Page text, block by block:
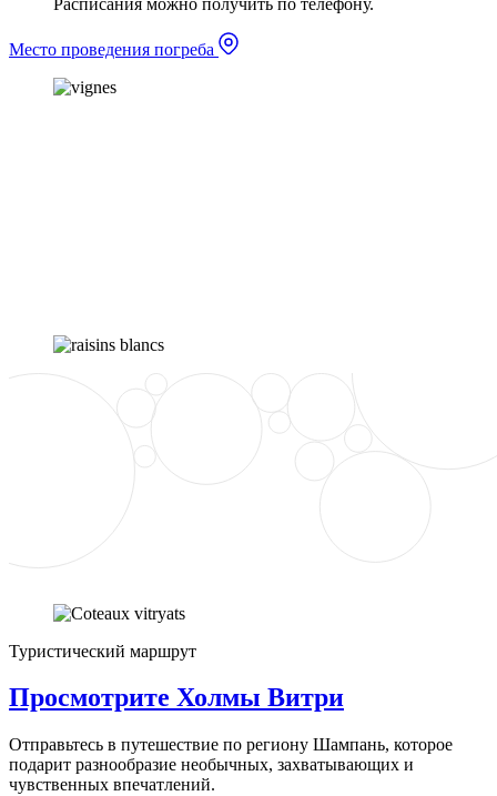
Место проведения погреба
Туристический маршрут
Просмотрите Холмы Витри
Отправьтесь в путешествие по региону Шампань, которое
подарит разнообразие необычных, захватывающих и
чувственных впечатлений.